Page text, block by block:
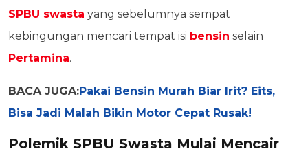
SPBU swasta yang sebelumnya sempat
kebingungan mencari tempat isi bensin selain
Pertamina.
BACA JUGA:Pakai Bensin Murah Biar Irit? Eits,
Bisa Jadi Malah Bikin Motor Cepat Rusak!
Polemik SPBU Swasta Mulai Mencair